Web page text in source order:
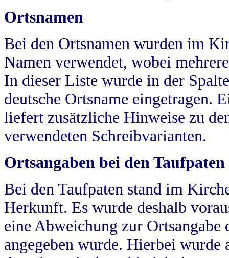
Ortsnamen
Bei den Ortsnamen wurden im
Namen verwendet, wobei
In dieser Liste wurde in der
deutsche Ortsname eingetragen.
liefert zusätzliche Hinweise zu
verwendeten Schreibvarianten.
Ortsangaben bei den Taufpaten
Bei den Taufpaten stand im
Herkunft. Es wurde deshalb
eine Abweichung zur
angegeben wurde. Hierbei wurde